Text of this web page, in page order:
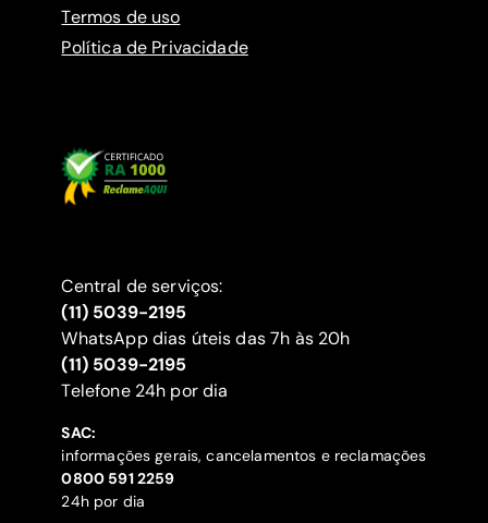
Termos de uso
Política de Privacidade
Central de serviços:
(11) 5039-2195
WhatsApp dias úteis das 7h às 20h
(11) 5039-2195
‍Telefone 24h por dia
SAC:
informações gerais, cancelamentos e reclamações
‍0800 591 2259
24h por dia